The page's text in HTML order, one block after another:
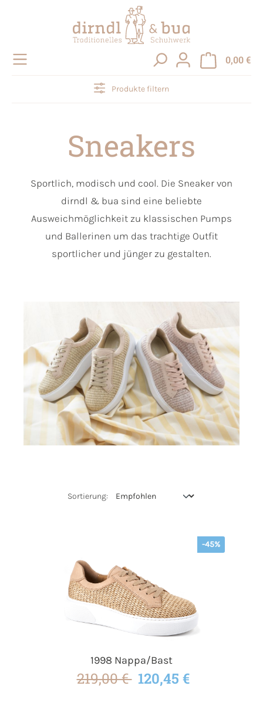
0,00 €
Produkte filtern
Sneakers
Sportlich, modisch und cool. Die Sneaker von
dirndl & bua sind eine beliebte
Ausweichmöglichkeit zu klassischen Pumps
und Ballerinen um das trachtige Outfit
sportlicher und jünger zu gestalten.
-45%
1998 Nappa/Bast
219,00 € 120,45 €